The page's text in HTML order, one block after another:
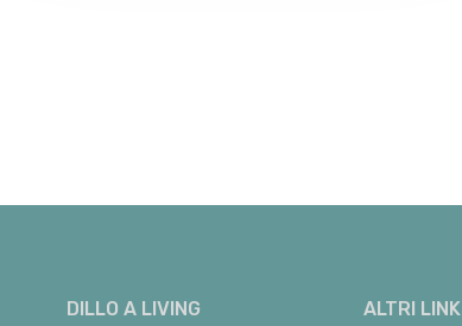
DILLO A LIVING ALTRI LINK